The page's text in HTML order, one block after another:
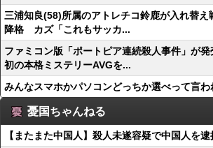
三浦知良(58)所属のアトレチコ鈴鹿が入れ替え
降格 カズ「これもサッカ...
ファミコン版「ポートピア連続殺人事件」が
初の本格ミステリーAVGを...
みんなスマホかパソコンどっちか選べって言わ
憂国ちゃんねる
【またまた中国人】殺人未遂容疑で中国人を